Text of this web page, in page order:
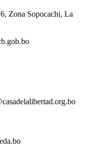
Zona Sopocachi, La